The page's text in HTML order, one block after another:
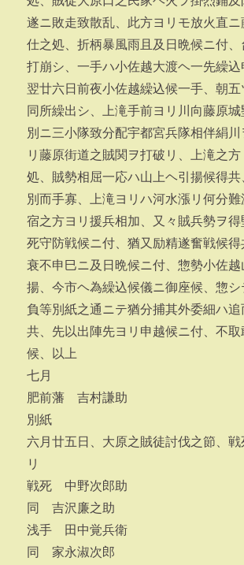
遂ニ敗走致散乱、此方ヨリモ放火直
仕之処、折柄暴風雨且及日晩候ニ付
打崩シ、一手ハ小佐越大渡ヘ一先繰込
翌廿六日前夜小佐越繰込候一手、朝五
同所繰出シ、上滝手前ヨリ川向藤原城
別ニ三小隊致分配宇都宮兵隊相伴絹川
リ藤原街道之賊関ヲ打破リ、上滝之
処、賊勢相屈一応ハ山上ヘ引揚候得
別而手寡、上滝ヨリハ河水漲リ何分
宿之方ヨリ援兵相加、又々賊兵勢ヲ得
死守防戦候ニ付、猶又励精遂奮戦候
衰不申巳ニ及日晩候ニ付、惣勢小佐越
揚、今市ヘ為繰込候儀ニ御座候、惣
負等別紙之通ニテ猶分捕其外委細ハ
共、先以出陣先ヨリ申越候ニ付、不
候、以上
七月
肥前藩 吉村謙助
別紙
六月廿五日、大原之賊徒討伐之節、
リ
戦死 中野次郎助
同 吉沢廉之助
浅手 田中覚兵衛
同 家永淑次郎